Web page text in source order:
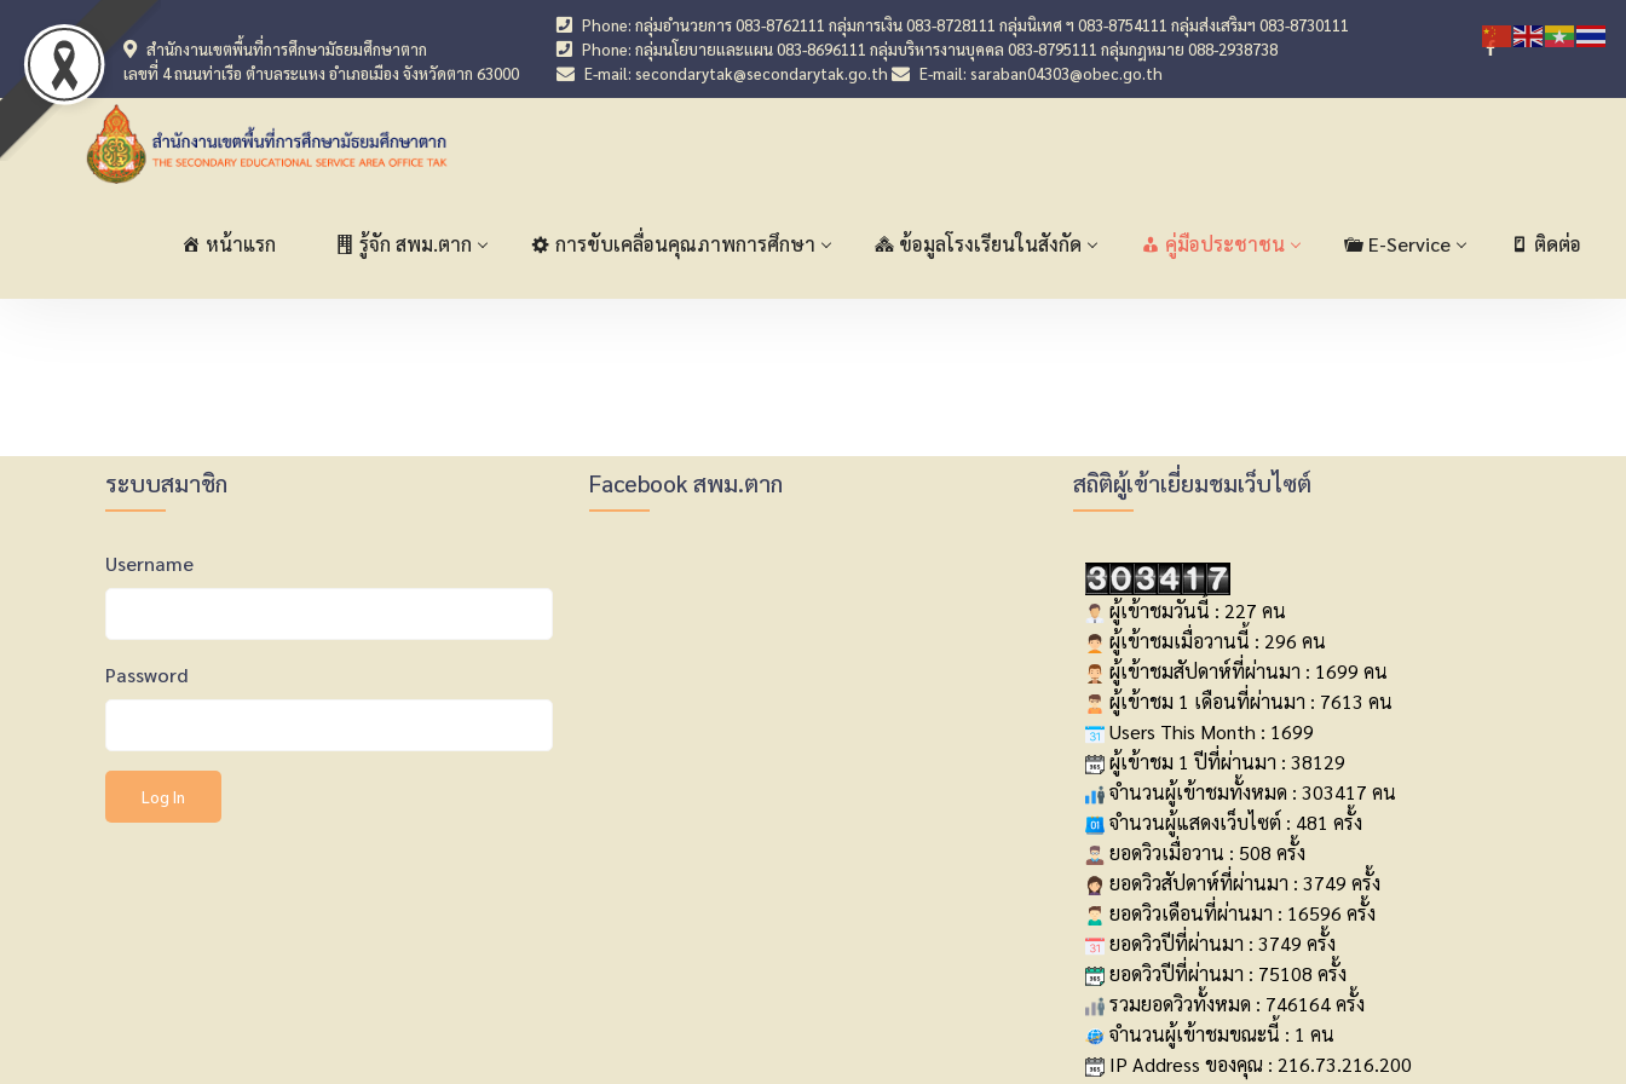
สำนักงานเขตพื้นที่การศึกษามัธยมศึกษาตาก
เลขที่ 4 ถนนท่าเรือ ตำบลระแหง อำเภอเมือง จังหวัดตาก 63000
Phone: กลุ่มอำนวยการ 083-8762111 กลุ่มการเงิน 083-8728111 กลุ่มนิเทศ ฯ 083-8754111 กลุ่มส่งเสริมฯ 083-8730111
Phone: กลุ่มนโยบายและแผน 083-8696111 กลุ่มบริหารงานบุคคล 083-8795111 กลุ่มกฎหมาย 088-2938738
E-mail: secondarytak@secondarytak.go.th
E-mail: saraban04303@obec.go.th
หน้าแรก รู้จัก สพม.ตาก การขับเคลื่อนคุณภาพการศึกษา ข้อมูลโรงเรียนในสังกัด คู่มือประชาชน E-Service ติดต่อ
ระบบสมาชิก
Username
Password
Facebook สพม.ตาก สถิติผู้เข้าเยี่ยมชมเว็บไซต์
ผู้เข้าชมวันนี้ : 227 คน
ผู้เข้าชมเมื่อวานนี้ : 296 คน
ผู้เข้าชมสัปดาห์ที่ผ่านมา : 1699 คน
ผู้เข้าชม 1 เดือนที่ผ่านมา : 7613 คน
Users This Month : 1699
ผู้เข้าชม 1 ปีที่ผ่านมา : 38129
จำนวนผู้เข้าชมทั้งหมด : 303417 คน
จำนวนผู้แสดงเว็บไซต์ : 481 ครั้ง
ยอดวิวเมื่อวาน : 508 ครั้ง
ยอดวิวสัปดาห์ที่ผ่านมา : 3749 ครั้ง
ยอดวิวเดือนที่ผ่านมา : 16596 ครั้ง
ยอดวิวปีที่ผ่านมา : 3749 ครั้ง
ยอดวิวปีที่ผ่านมา : 75108 ครั้ง
รวมยอดวิวทั้งหมด : 746164 ครั้ง
จำนวนผู้เข้าชมขณะนี้ : 1 คน
IP Address ของคุณ : 216.73.216.200